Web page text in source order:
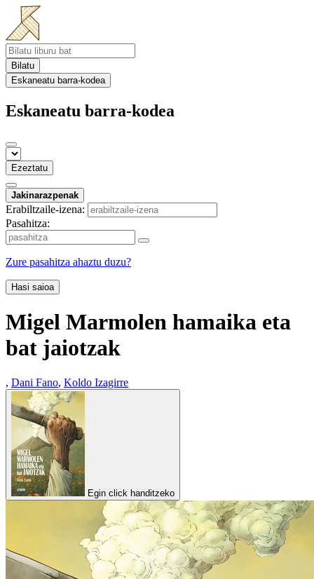
Bilatu
Eskaneatu barra-kodea
Eskaneatu barra-kodea
Ezeztatu
Jakinarazpenak
Erabiltzaile-izena:
Pasahitza:
Zure pasahitza ahaztu duzu?
Hasi saioa
Migel Marmolen hamaika eta
bat jaiotzak
, Dani Fano, Koldo Izagirre
Egin click handitzeko